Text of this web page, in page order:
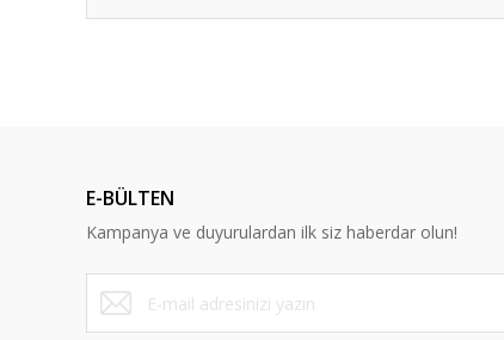
Ürün bilgilerinde hatalar bulunuyor.
Ürün fiyatı diğer sitelerden daha pahalı.
Bu ürüne benzer farklı alternatifler olmalı.
E-BÜLTEN
Kampanya ve duyurulardan ilk siz haberdar olun!